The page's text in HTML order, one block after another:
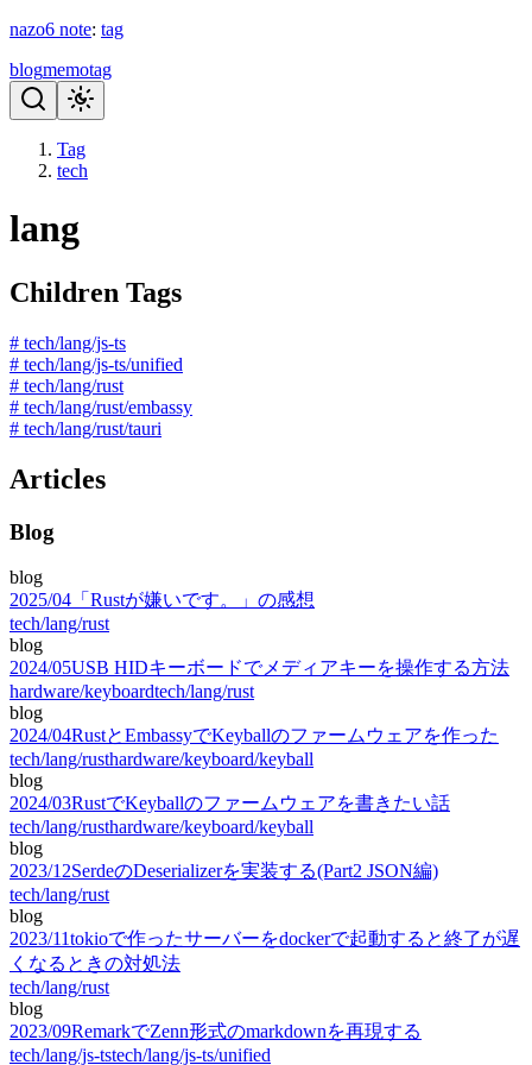
nazo6 note: tag
blogmemotag
Tag
tech
lang
Children Tags
# tech/lang/js-ts
# tech/lang/js-ts/unified
# tech/lang/rust
# tech/lang/rust/embassy
# tech/lang/rust/tauri
Articles
Blog
blog
2025/04 「Rustが嫌いです。」の感想
tech/lang/rust
blog
2024/05USB HIDキーボードでメディアキーを操作する方法
hardware/keyboardtech/lang/rust
blog
2024/04RustとEmbassyでKeyballのファームウェアを作った
tech/lang/rusthardware/keyboard/keyball
blog
2024/03RustでKeyballのファームウェアを書きたい話
tech/lang/rusthardware/keyboard/keyball
blog
2023/12SerdeのDeserializerを実装する(Part2 JSON編)
tech/lang/rust
blog
2023/11tokioで作ったサーバーをdockerで起動すると終了が遅
くなるときの対処法
tech/lang/rust
blog
2023/09RemarkでZenn形式のmarkdownを再現する
tech/lang/js-tstech/lang/js-ts/unified